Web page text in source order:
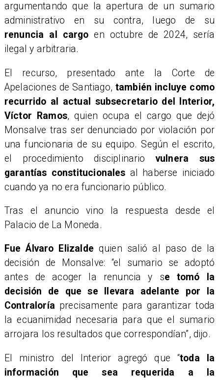
argumentando que la apertura de un sumario
administrativo en su contra, luego de su
renuncia al cargoen octubre de 2024, sería
ilegal y arbitraria.
El recurso, presentado ante la Corte de
Apelaciones de Santiago, también incluye como
recurrido al actual subsecretario del Interior,
Víctor Ramos, quien ocupa el cargo que dejó
Monsalve tras ser denunciado por violación por
una funcionaria de su equipo. Según el escrito,
el procedimiento disciplinariovulnera sus
garantías constitucionales al haberse iniciado
cuando ya no era funcionario público.
Tras el anuncio vino la respuesta desde el
Palacio de La Moneda.
Fue Álvaro Elizalde quien salió al paso de la
decisión de Monsalve: “el sumario se adoptó
antes de acoger la renuncia y se tomó la
decisión de que se llevara adelante por la
Contraloría precisamente para garantizar toda
la ecuanimidad necesaria para que el sumario
arrojara los resultados que correspondían”, dijo.
El ministro del Interior agregó que “toda la
información que sea requerida a la